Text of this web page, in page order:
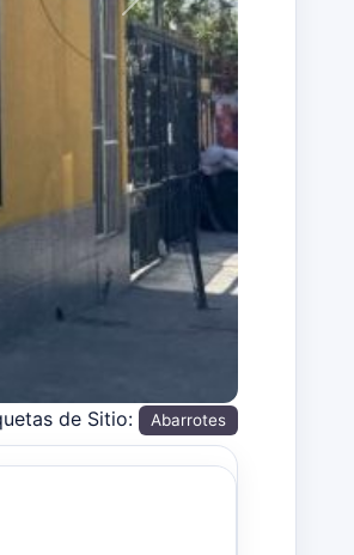
Siguiente
de Sitio: Abarrotes